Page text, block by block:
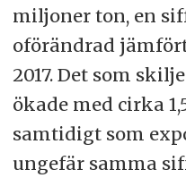
miljoner ton, en
oförändrad
2017. Det som
ökade med cirka
samtidigt som
ungefär samma